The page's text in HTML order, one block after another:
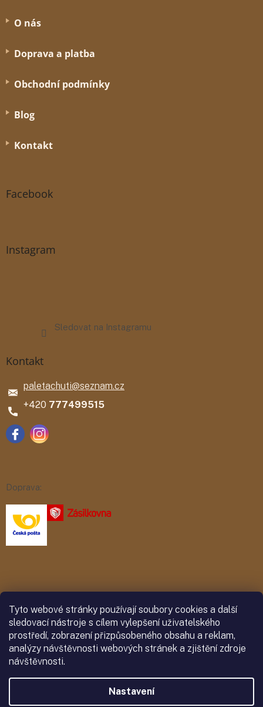
Tyto webové stránky používají soubory cookies a další
sledovací nástroje s cílem vylepšení uživatelského
prostředí, zobrazení přizpůsobeného obsahu a reklam,
analýzy návštěvnosti webových stránek a zjištění zdroje
návštěvnosti.
Nastavení
O nás
Doprava a platba
Obchodní podmínky
Blog
Kontakt
Facebook
Instagram
Sledovat na Instagramu
Kontakt
paletachuti@seznam.cz
777499515
Doprava:
Vytvořil Shoptet